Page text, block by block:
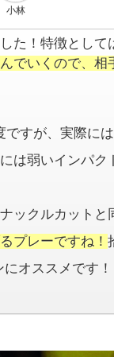
小林
た！特徴として
でいくので、
すが、実際に
は弱いインパク
ックルカットと
プレーですね！
オススメです！